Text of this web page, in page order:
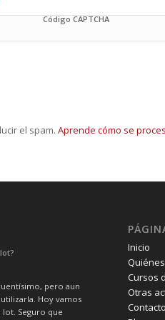
Código CAPTCHA
el spam. Aprende cómo se
pero aun
Hoy vamos
Seguro que
Inicio
Cursos
Otras
Contacto